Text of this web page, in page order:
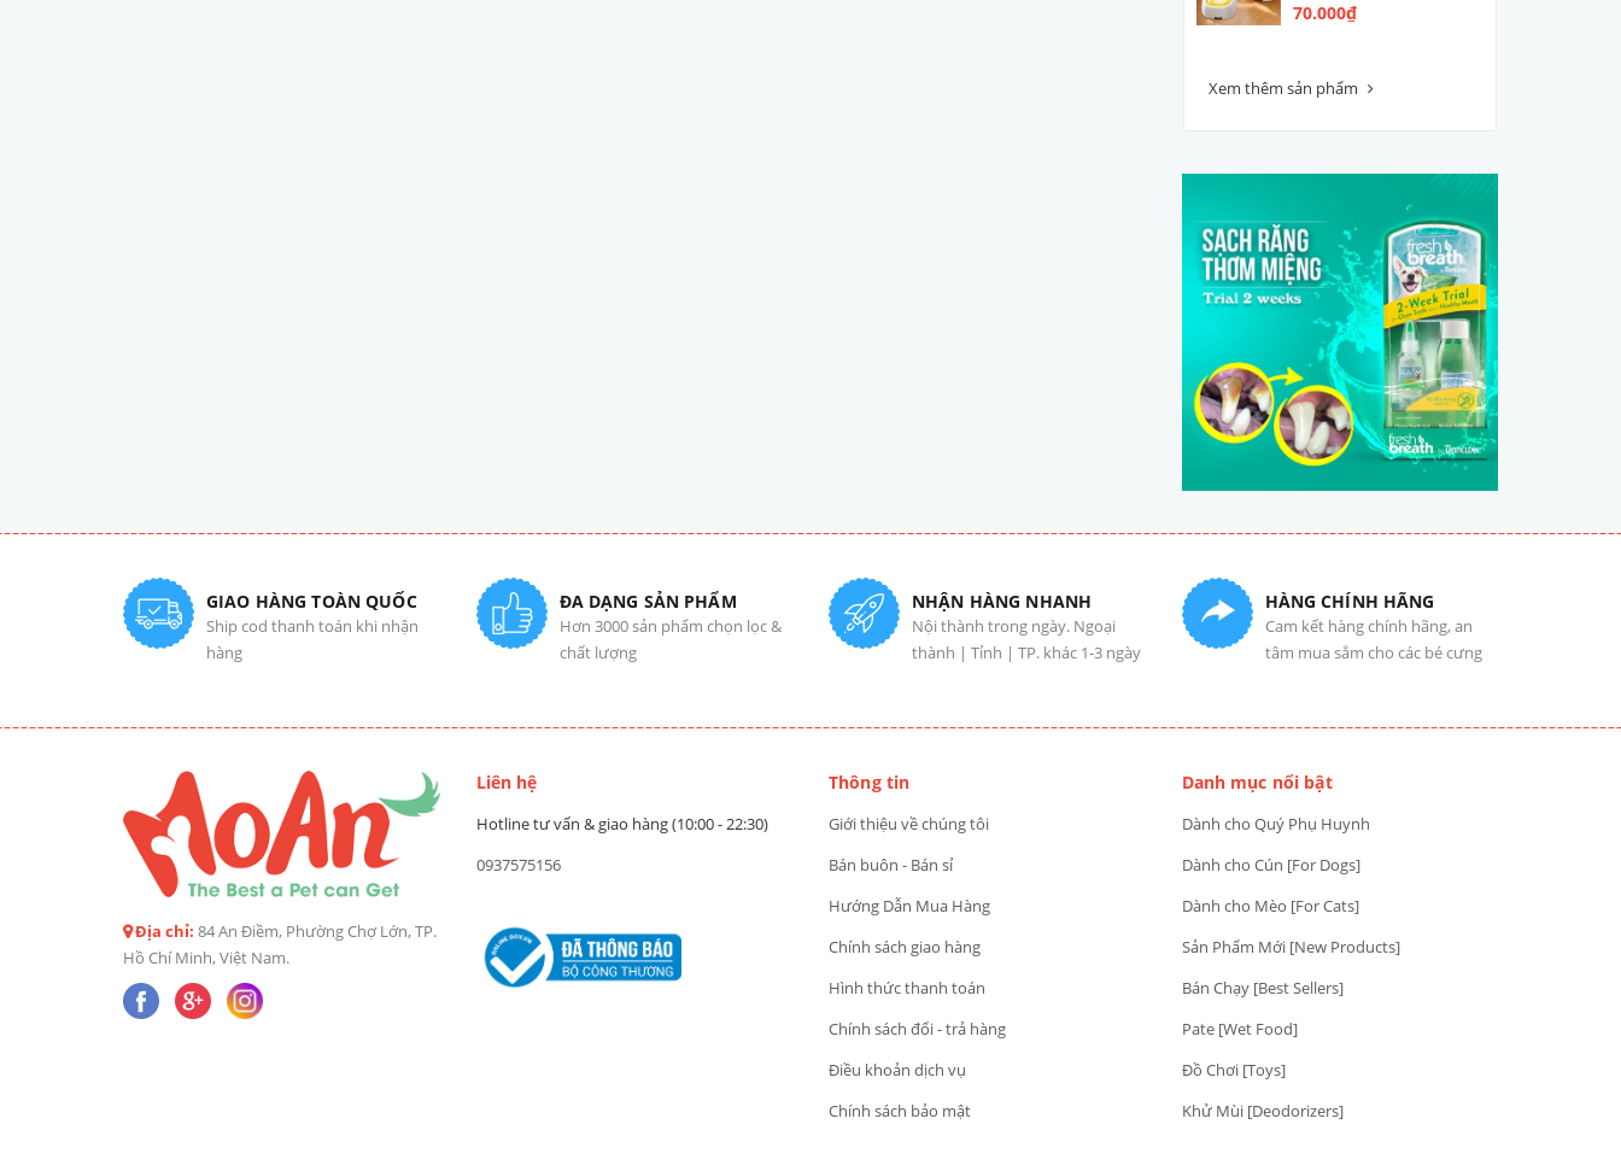
70.000₫
Xem thêm sản phẩm
GIAO HÀNG TOÀN QUỐC
Ship cod thanh toán khi nhận
hàng
ĐA DẠNG SẢN PHẨM
Hơn 3000 sản phẩm chọn lọc &
chất lượng
NHẬN HÀNG NHANH
Nội thành trong ngày. Ngoại
thành | Tỉnh | TP. khác 1-3 ngày
HÀNG CHÍNH HÃNG
Cam kết hàng chính hãng, an
tâm mua sắm cho các bé cưng
Địa chỉ: 84 An Điềm, Phường Chợ Lớn, TP.
Hồ Chí Minh, Việt Nam.
Liên hệ
Hotline tư vấn & giao hàng (10:00 - 22:30)
0937575156
Thông tin
Giới thiệu về chúng tôi
Bán buôn - Bán sỉ
Hướng Dẫn Mua Hàng
Chính sách giao hàng
Hình thức thanh toán
Chính sách đổi - trả hàng
Điều khoản dịch vụ
Chính sách bảo mật
Danh mục nổi bật
Dành cho Quý Phụ Huynh
Dành cho Cún [For Dogs]
Dành cho Mèo [For Cats]
Sản Phẩm Mới [New Products]
Bán Chạy [Best Sellers]
Pate [Wet Food]
Đồ Chơi [Toys]
Khử Mùi [Deodorizers]